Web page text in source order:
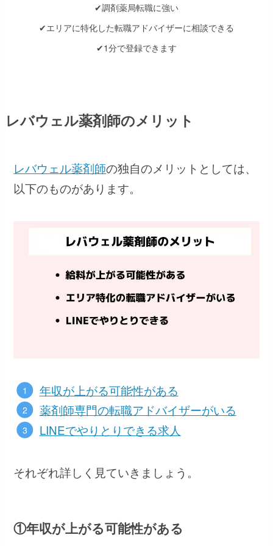
✔調剤薬局転職に強い
✔エリアに特化した転職アドバイザーに相談できる
✔1分で登録できます
レバウェル薬剤師のメリット
レバウェル薬剤師の独自のメリットとしては、
以下のものがあります。
年収が上がる可能性がある
薬剤師専門の転職アドバイザーがいる
LINEでやりとりできる求人
それぞれ詳しく見ていきましょう。
①年収が上がる可能性がある